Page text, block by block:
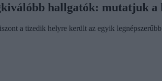
hallgatók: mutatjuk a
a tizedik helyre került az egyik